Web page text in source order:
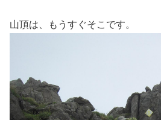
山頂は、もうすぐそこです。